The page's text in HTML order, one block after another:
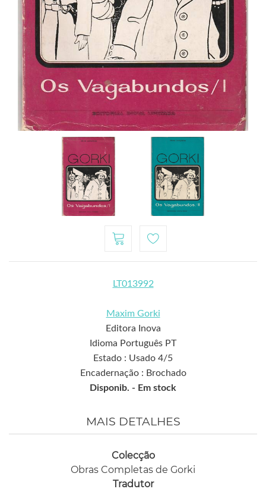
LT013992
Maxim Gorki
Editora Inova
Idioma Português PT
Estado : Usado 4/5
Encadernação : Brochado
Disponib. - Em stock
MAIS DETALHES
Colecção
Obras Completas de Gorki
Tradutor